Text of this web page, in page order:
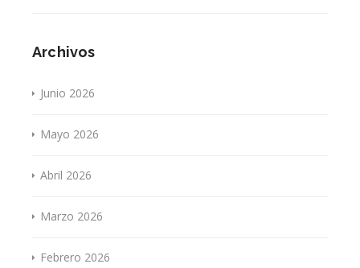
Archivos
Junio 2026
Mayo 2026
Abril 2026
Marzo 2026
Febrero 2026